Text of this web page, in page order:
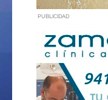
PUBLICIDAD